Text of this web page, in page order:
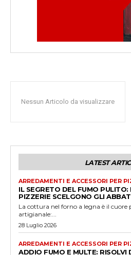
Nessun Articolo da visualizzare
LATEST
ARREDAMENTI E ACCESSORI PER
IL SEGRETO DEL FUMO PULITO:
PIZZERIE SCELGONO GLI
La cottura nel forno a legna è il cuore
artigianale:...
28 Luglio 2026
ARREDAMENTI E ACCESSORI PER
ADDIO FUMO E MULTE: RISOLVI